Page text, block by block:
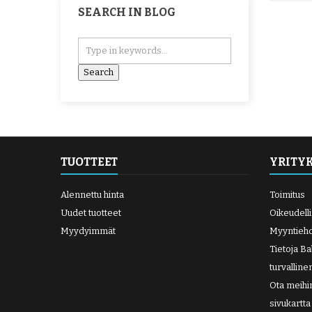
SEARCH IN BLOG
TUOTTEET
Alennettu hinta
Uudet tuotteet
Myydyimmät
Toimitus
Tietoja
Ota
sivukartta